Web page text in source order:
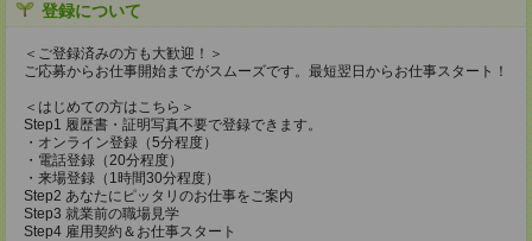
登録について
＜ご登録済みの方も大歓迎！＞
ご応募からお仕事開始までがスムーズです。最短翌日からお仕事スタート！
＜はじめての方はこちら＞
Step1 履歴書・証明写真不要で登録できます。
・オンライン登録（5分程度）
・電話登録（20分程度）
・来場登録（1時間30分程度）
Step2 あなたにピッタリのお仕事をご案内
Step3 就業前の職場見学
Step4 雇用契約＆お仕事スタート